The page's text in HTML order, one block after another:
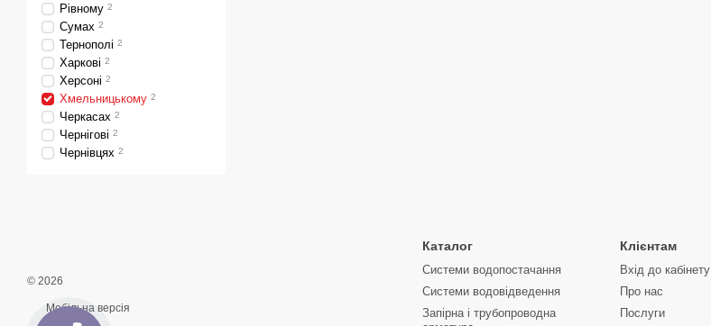
Рівному 2
Сумах 2
Тернополі 2
Харкові 2
Херсоні 2
Хмельницькому 2
Черкасах 2
Чернігові 2
Чернівцях 2
© 2026
Мобільна версія
Каталог
Системи водопостачання
Системи водовідведення
Запірна і трубопроводна
Клієнтам
Вхід до кабінету
Про нас
Послуги